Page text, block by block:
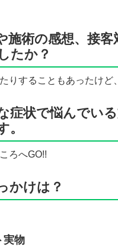
施術の感想、接客
たか？
りすることもあったけど
症状で悩んでい
。
ろへGO!!
かけは？
実物